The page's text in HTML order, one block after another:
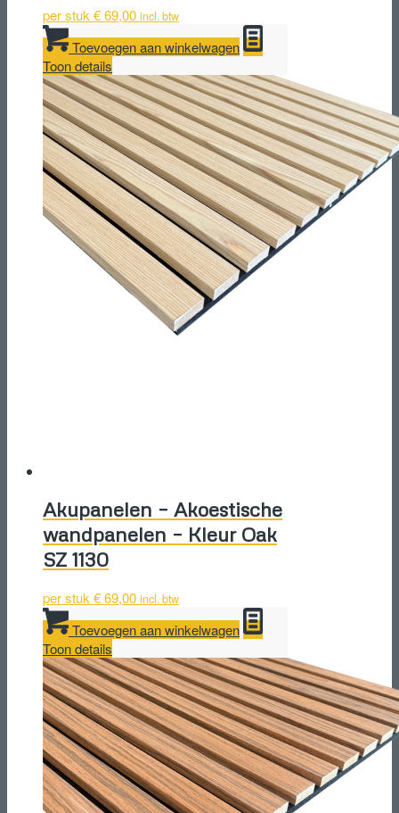
per stuk €69,00 incl. btw
Toevoegen aan winkelwagen
Toon details
Akupanelen – Akoestische
wandpanelen – Kleur Oak
SZ 1130
per stuk €69,00 incl. btw
Toevoegen aan winkelwagen
Toon details